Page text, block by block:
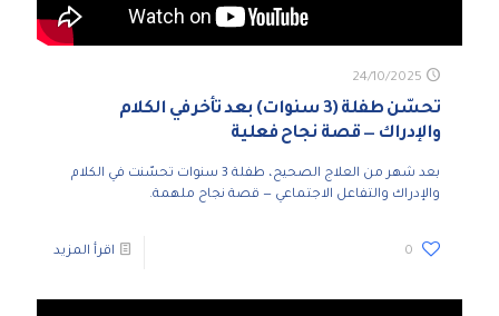
24/10/2025
تحسّن طفلة (3 سنوات) بعد تأخر في الكلام
والإدراك — قصة نجاح فعلية
بعد شهر من العلاج الصحيح، طفلة 3 سنوات تحسّنت في الكلام
والإدراك والتفاعل الاجتماعي — قصة نجاح ملهمة.
0 اقرأ المزيد